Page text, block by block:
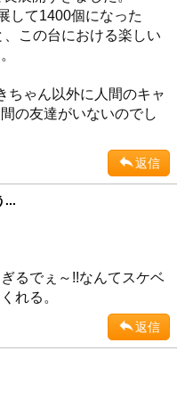
して1400個になった
この台における楽しい
ちゃん以外に人間のキャ
の友達がいないのでし
返信
...
るでぇ～!!なんてスケベ
れる。
返信